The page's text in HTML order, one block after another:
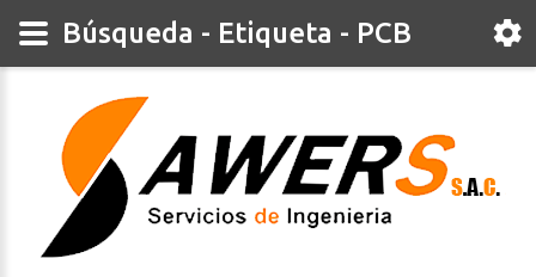
Búsqueda - Etiqueta - PCB